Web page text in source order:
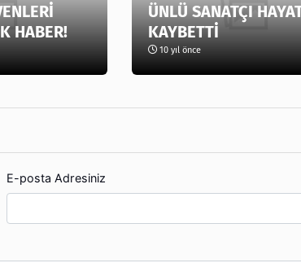
HABER!
ÜNLÜ SANATÇI
KAYBETTİ
10 yıl önce
E-posta Adresiniz